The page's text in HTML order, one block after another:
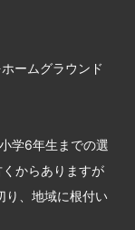
ームグラウンド
学6年生までの選
からありますが
り、地域に根付い